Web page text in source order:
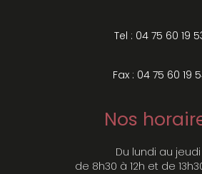
Tel : 04 75 60 19
Fax : 04 75 60 19
Nos
Du lundi au jeudi
de 8h30 à 12h et de